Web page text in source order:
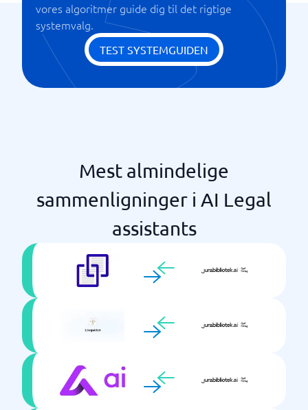
vores algoritmer guide dig til det rigtige
systemvalg.
TEST SYSTEMGUIDEN
Mest almindelige
sammenligninger i AI Legal
assistants